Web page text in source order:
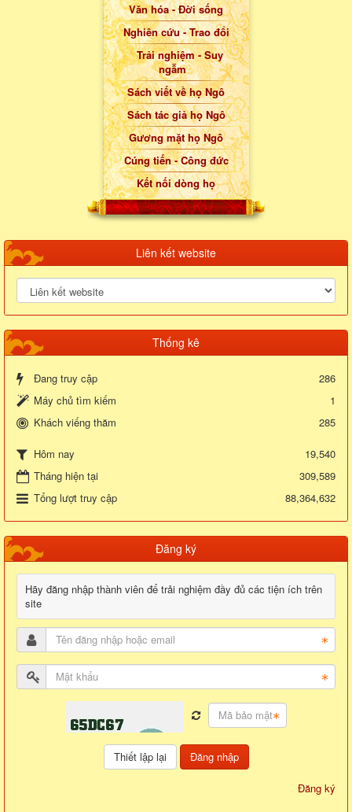
Văn hóa - Đời sống
Nghiên cứu - Trao đổi
Trải nghiệm - Suy
ngẫm
Sách viết về họ Ngô
Sách tác giả họ Ngô
Gương mặt họ Ngô
Cúng tiến - Công đức
Kết nối dòng họ
Liên kết website
Thống kê
Đang truy cập
286
Máy chủ tìm kiếm
1
Khách viếng thăm
285
Hôm nay
19,540
Tháng hiện tại
309,589
Tổng lượt truy cập
88,364,632
Đăng ký
Hãy đăng nhập thành viên để trải nghiệm đầy đủ các tiện ích trên
site
Đăng nhập
Đăng ký